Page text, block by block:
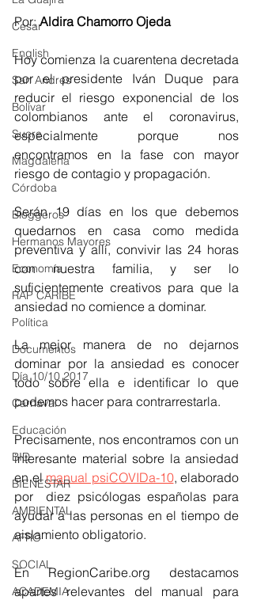
Cesar
English
San Andres
Bolívar
Sucre
Magdalena
Córdoba
Bloggeros
Hermanos Mayores
Economía
RAP CARIBE
Política
Documentos
Día 10/10 2017
Carnaval
Educación
BID
BIENESTAR
AMBIENTAL
AFRO
SOCIAL
ACADEMIA
Por: Aldira Chamorro Ojeda
Hoy comienza la cuarentena decretada
por el presidente Iván Duque para
reducir el riesgo exponencial de los
colombianos ante el coronavirus,
especialmente porque nos
encontramos en la fase con mayor
riesgo de contagio y propagación.
Serán 19 días en los que debemos
quedarnos en casa como medida
preventiva y allí, convivir las 24 horas
con nuestra familia, y ser lo
suficientemente creativos para que la
ansiedad no comience a dominar.
La mejor manera de no dejarnos
dominar por la ansiedad es conocer
todo sobre ella e identificar lo que
podemos hacer para contrarrestarla.
Precisamente, nos encontramos con un
interesante material sobre la ansiedad
en el manual psiCOVIDa-10, elaborado
por  diez psicólogas españolas para
ayudar a las personas en el tiempo de
aislamiento obligatorio.
En RegionCaribe.org destacamos
apartes relevantes del manual para